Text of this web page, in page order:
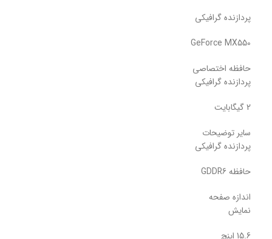
پردازنده گرافیکی
GeForce MX550
حافظه اختصاصی
پردازنده گرافیکی
2 گیگابایت
سایر توضیحات
پردازنده گرافیکی
حافظه GDDR6
اندازه صفحه
نمایش
15.6 اینچ